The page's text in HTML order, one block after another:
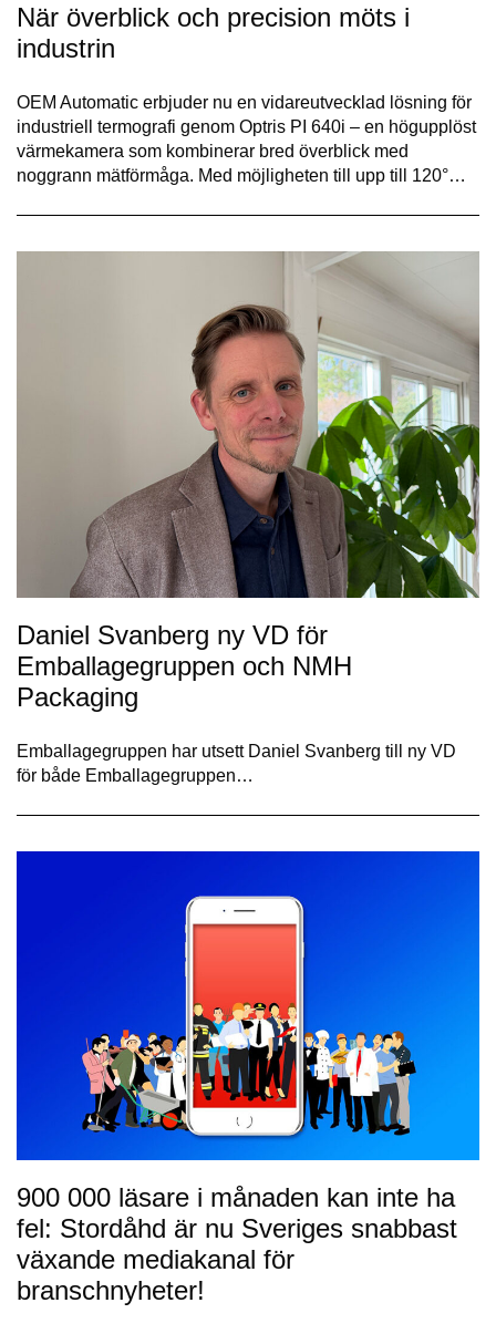
När överblick och precision möts i
industrin
OEM Automatic erbjuder nu en vidareutvecklad lösning för
industriell termografi genom Optris PI 640i – en högupplöst
värmekamera som kombinerar bred överblick med
noggrann mätförmåga. Med möjligheten till upp till 120°…
Daniel Svanberg ny VD för
Emballagegruppen och NMH
Packaging
Emballagegruppen har utsett Daniel Svanberg till ny VD
för både Emballagegruppen…
900 000 läsare i månaden kan inte ha
fel: Stordåhd är nu Sveriges snabbast
växande mediakanal för
branschnyheter!